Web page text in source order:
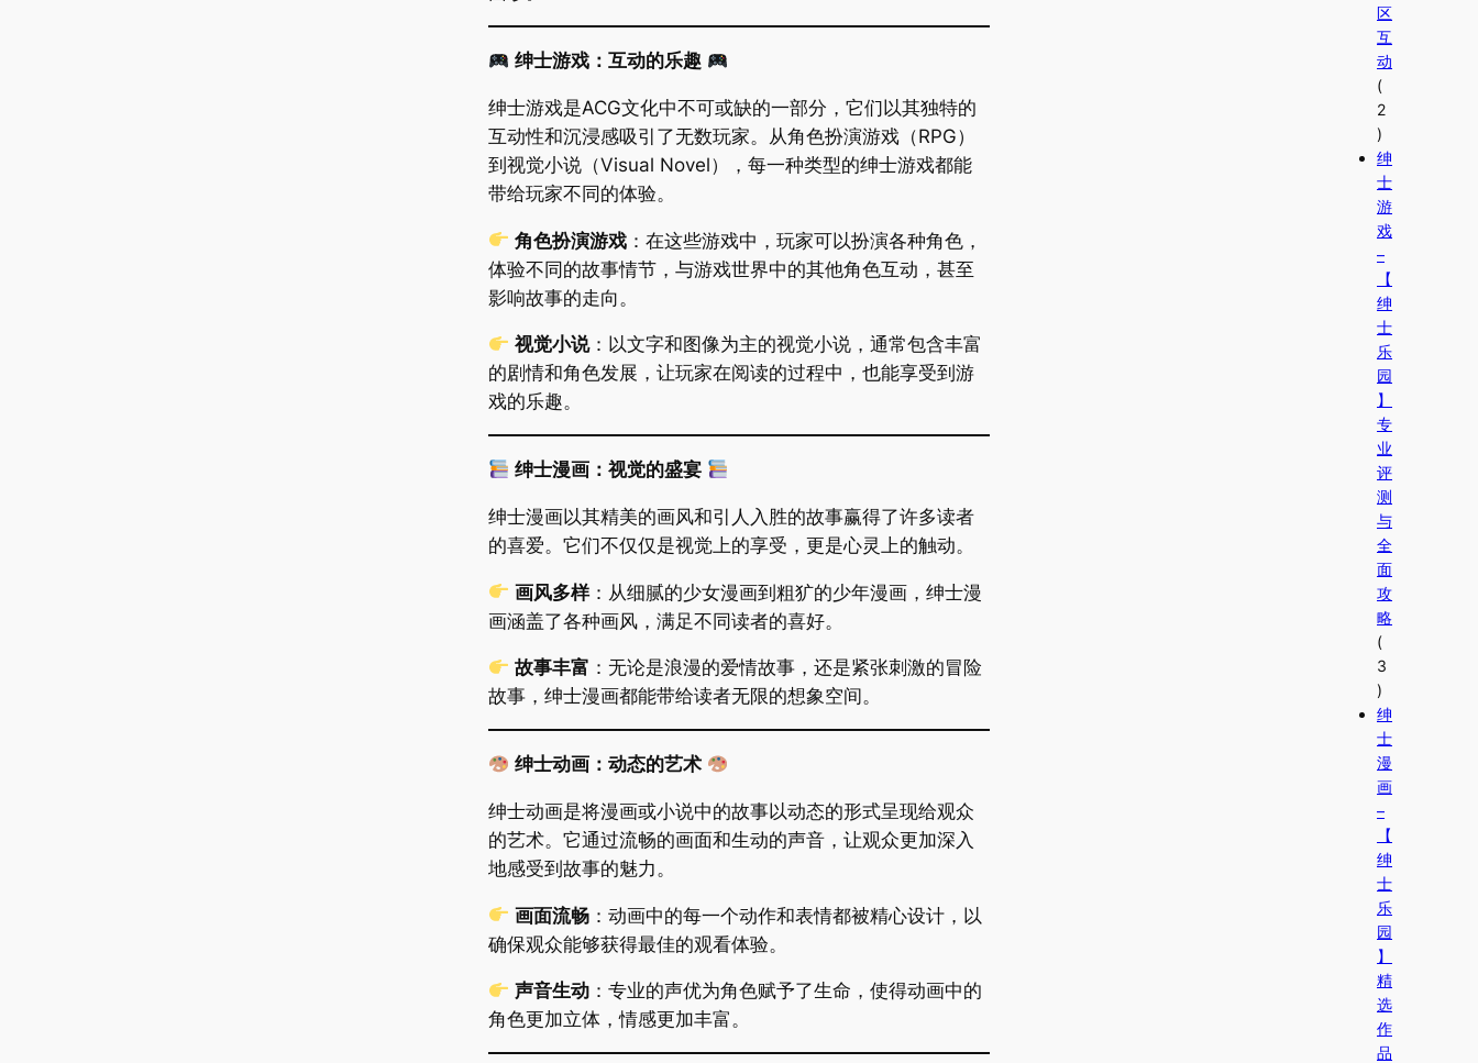
绅士游戏：互动的乐趣
绅士游戏是ACG文化中不可或缺的一部分，它们以其独特的
互动性和沉浸感吸引了无数玩家。从角色扮演游戏（RPG）
到视觉小说（Visual Novel），每一种类型的绅士游戏都能
带给玩家不同的体验。
角色扮演游戏 ：在这些游戏中，玩家可以扮演各种角色，
体验不同的故事情节，与游戏世界中的其他角色互动，甚至
影响故事的走向。
视觉小说：以文字和图像为主的视觉小说，通常包含丰富
的剧情和角色发展，让玩家在阅读的过程中，也能享受到游
戏的乐趣。
绅士漫画：视觉的盛宴
绅士漫画以其精美的画风和引人入胜的故事赢得了许多读者
的喜爱。它们不仅仅是视觉上的享受，更是心灵上的触动。
画风多样：从细腻的少女漫画到粗犷的少年漫画，绅士漫
画涵盖了各种画风，满足不同读者的喜好。
故事丰富 ：无论是浪漫的爱情故事，还是紧张刺激的冒险
故事，绅士漫画都能带给读者无限的想象空间。
绅士动画：动态的艺术
绅士动画是将漫画或小说中的故事以动态的形式呈现给观众
的艺术。它通过流畅的画面和生动的声音，让观众更加深入
地感受到故事的魅力。
画面流畅 ：动画中的每一个动作和表情都被精心设计，以
确保观众能够获得最佳的观看体验。
声音生动 ：专业的声优为角色赋予了生命，使得动画中的
角色更加立体，情感更加丰富。
区
互
动
(
2
)
绅
士
游
戏
–
【
绅
士
乐
园
】
专
业
评
测
与
全
面
攻
略
(
3
)
绅
士
漫
画
–
【
绅
士
乐
园
】
精
选
作
品